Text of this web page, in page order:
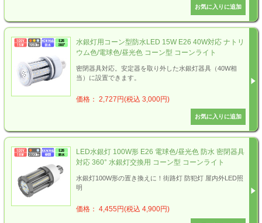
水銀灯用コーン型防水LED 15W E26 40W対応 ナトリ
ウム色/電球色/昼光色 コーン型 コーンライト
密閉器具対応。安定器を取り外した水銀灯器具（40W相
当）に設置できます。
価格： 2,727円(税込 3,000円)
LED水銀灯 100W形 E26 電球色/昼光色 防水 密閉器具
対応 360° 水銀灯交換用 コーン型 コーンライト
水銀灯100W形の置き換えに！街路灯 防犯灯 屋内外LED照
明
価格： 4,455円(税込 4,900円)